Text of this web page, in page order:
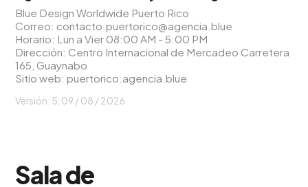
Blue Design Worldwide Puerto Rico
Correo: contacto.puertorico@agencia.blue
Horario: Lun a Vier 08:00 AM - 5:00 PM
Dirección: Centro Internacional de Mercadeo Carretera
165, Guaynabo
Sitio web:puertorico.agencia.blue
Versión: 5, 09 / 08 / 2026
Sala de